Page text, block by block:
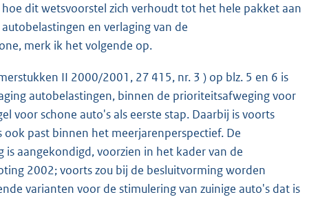
dit wetsvoorstel zich verhoudt tot het hele pakket aan
en verlaging van de
merk ik het volgende op.
II 2000/2001, 27 415, nr. 3 ) op blz. 5 en 6 is
autobelastingen, binnen de prioriteitsafweging voor
voor schone auto's als eerste stap. Daarbij is voorts
past binnen het meerjarenperspectief. De
aangekondigd, voorzien in het kader van de
2002; voorts zou bij de besluitvorming worden
varianten voor de stimulering van zuinige auto's dat is